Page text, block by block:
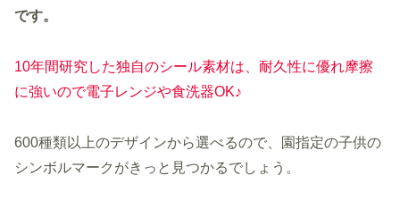
です。
10年間研究した独自のシール素材は、耐久性に優れ摩擦
に強いので電子レンジや食洗器OK♪
600種類以上のデザインから選べるので、園指定の子供の
シンボルマークがきっと見つかるでしょう。